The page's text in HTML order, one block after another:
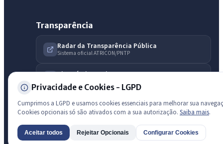
Transparência
Radar da Transparência Pública
Sistema oficial ATRICON/PNTP
Diagnóstico Atricon
Privacidade e Cookies - LGPD
Cumprimos a LGPD e usamos cookies essenciais para melhorar sua
Cookies opcionais só são ativados com a sua autorização. Saiba mais.
Aceitar todos Rejeitar Opcionais Configurar Cookies